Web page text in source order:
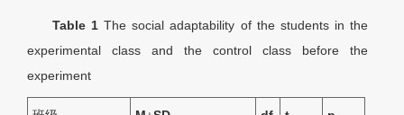
Table 1The social adaptability of the students in the
experimental class and the control class before the
experiment